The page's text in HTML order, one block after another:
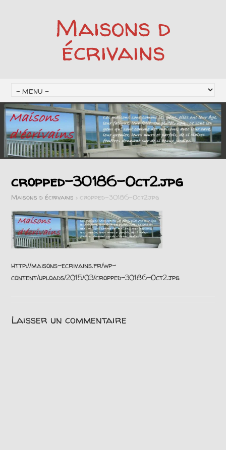
Maisons d
écrivains
cropped-30186-Oct2.jpg
Maisons d écrivains >cropped-30186-Oct2.jpg
http://maisons-ecrivains.fr/wp-
content/uploads/2015/03/cropped-30186-Oct2.jpg
Laisser un commentaire